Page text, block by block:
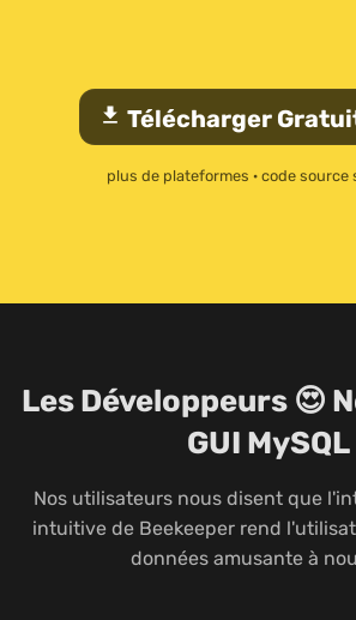
download Télécharger
plus de plateformes · code source
Les Développeurs 😍
GUI MySQL
Nos utilisateurs nous disent que
intuitive de Beekeeper rend
données amusante à